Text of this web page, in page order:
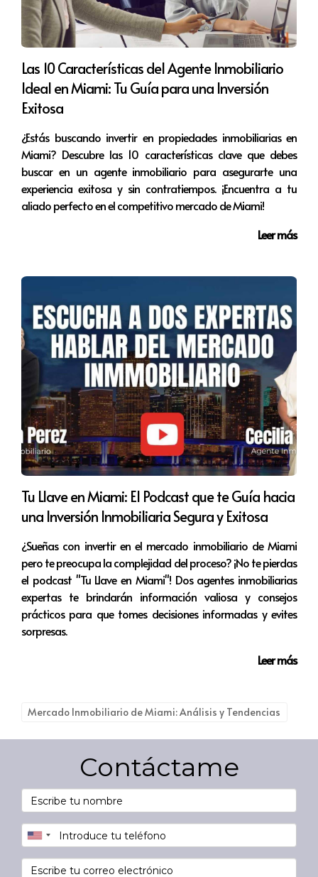
personalizado, están comprometidas a ofrecer un
servicio de excelencia que garantice la seguridad
y confianza en cada transacción. Puedes
contactarlas al +1 (305) 699-6364 o vía email a
info@tullaveenmiami.com. Para más información,
visita su
Las 10 Características del Agente Inmobiliario
Ideal en Miami: Tu Guía para una Inversión
Exitosa
¿Estás buscando invertir en propiedades inmobiliarias en
Miami? Descubre las 10 características clave que debes
buscar en un agente inmobiliario para asegurarte una
experiencia exitosa y sin contratiempos. ¡Encuentra a tu
aliado perfecto en el competitivo mercado de Miami!
Leer más
Tu Llave en Miami: El Podcast que te Guía hacia
una Inversión Inmobiliaria Segura y Exitosa
¿Sueñas con invertir en el mercado inmobiliario de Miami
pero te preocupa la complejidad del proceso? ¡No te pierdas
el podcast "Tu Llave en Miami"! Dos agentes inmobiliarias
expertas te brindarán información valiosa y consejos
prácticos para que tomes decisiones informadas y evites
sorpresas.
Leer más
Mercado Inmobiliario de Miami: Análisis y Tendencias
Contáctame